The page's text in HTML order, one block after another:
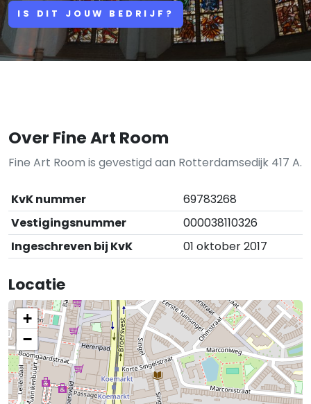
IS DIT JOUW BEDRIJF?
Over Fine Art Room
Fine Art Room is gevestigd aan Rotterdamsedijk 417 A.
KvK nummer
69783268
Vestigingsnummer
000038110326
Ingeschreven bij KvK
01 oktober 2017
Locatie
+
−